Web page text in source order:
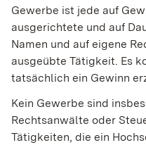
Gewerbe ist jede auf
ausgerichtete und auf
Namen und auf eigene
ausgeübte Tätigkeit. Es
tatsächlich ein Gewinn
Kein Gewerbe sind
Rechtsanwälte oder
Tätigkeiten, die ein